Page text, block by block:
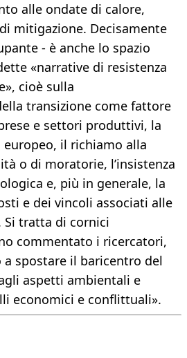
alle ondate di calore,
mitigazione. Decisamente
- è anche lo spazio
«narrative di resistenza
cioè sulla
transizione come fattore
e settori produttivi, la
europeo, il richiamo alla
o di moratorie, l’insistenza
e, più in generale, la
e dei vincoli associati alle
tratta di cornici
commentato i ricercatori,
spostare il baricentro del
aspetti ambientali e
economici e conflittuali».